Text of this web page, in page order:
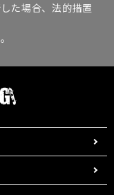
た場合、法的措置